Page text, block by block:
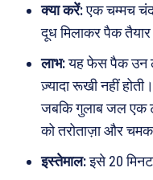
फ़िल्मी दुनिया
अजब-ग़ज़ब
पर्यटन
जानकारी
Tech
क्या करें:एक चम्मच
दूध मिलाकर पैक
लाभ:यह फेस पैक उन
ज़्यादा रूखी नहीं
जबकि गुलाब जल एक
को तरोताज़ा और
इस्तेमाल:इसे 20